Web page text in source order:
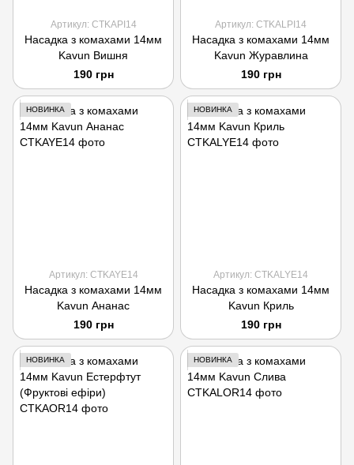
Артикул: CTKAPI14
Насадка з комахами 14мм
Kavun Вишня
190 грн
Артикул: CTKALPI14
Насадка з комахами 14мм
Kavun Журавлина
190 грн
НОВИНКА
Артикул: CTKAYE14
Насадка з комахами 14мм
Kavun Ананас
190 грн
НОВИНКА
Артикул: CTKALYE14
Насадка з комахами 14мм
Kavun Криль
190 грн
НОВИНКА НОВИНКА